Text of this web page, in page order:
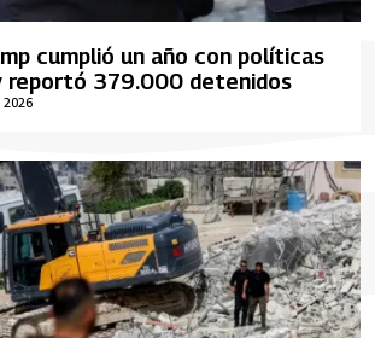
2026
cumplió un año con políticas
reportó 379.000 detenidos